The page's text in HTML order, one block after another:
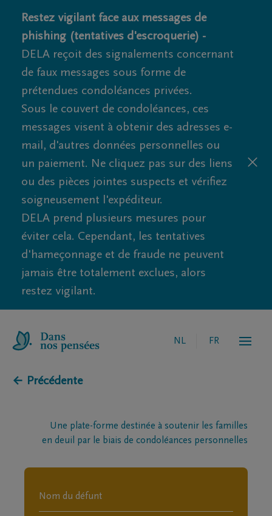
Restez vigilant face aux messages de
phishing (tentatives d'escroquerie) -
DELA reçoit des signalements concernant
de faux messages sous forme de
prétendues condoléances privées.
Sous le couvert de condoléances, ces
messages visent à obtenir des adresses e-
mail, d'autres données personnelles ou
un paiement. Ne cliquez pas sur des liens
ou des pièces jointes suspects et vérifiez
soigneusement l'expéditeur.
DELA prend plusieurs mesures pour
éviter cela. Cependant, les tentatives
d'hameçonnage et de fraude ne peuvent
jamais être totalement exclues, alors
restez vigilant.
NL FR
← Précédente
Une plate-forme destinée à soutenir les familles
en deuil par le biais de condoléances personnelles